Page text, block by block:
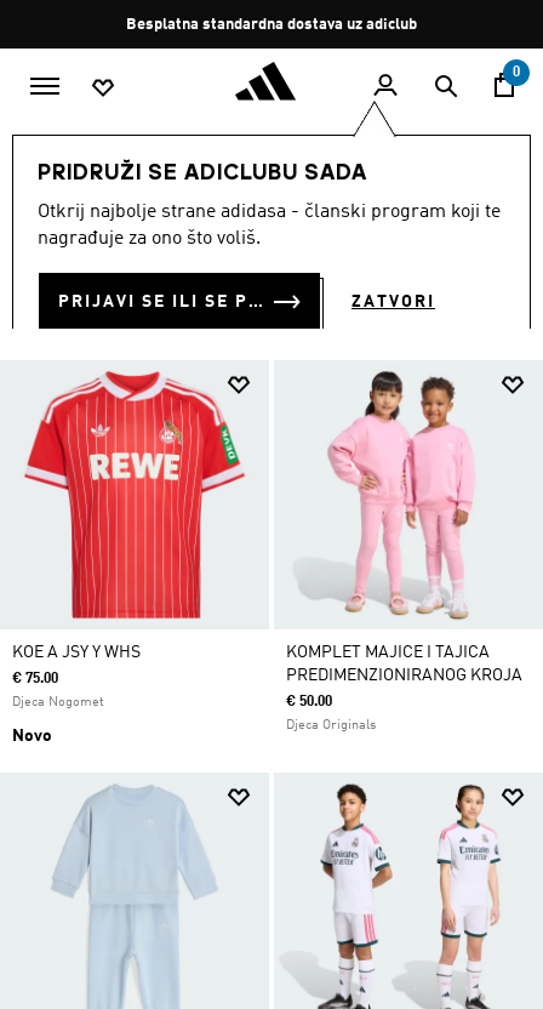
Zaustavi
rotaciju
Besplatan povrat
0
PRIDRUŽI SE ADICLUBU SADA
Otkrij najbolje strane adidasa - članski program koji te
nagrađuje za ono što voliš.
PRIJAVI SE ILI SE PRIDRUŽI SADA ZATVORI
DJECA Odjeća
ODJEĆA ZA DJECU (1747)
KOE A JSY Y WHS
€ 75.00
Djeca Nogomet
Novo
KOMPLET MAJICE I TAJICA
PREDIMENZIONIRANOG KROJA
€ 50.00
Djeca Originals